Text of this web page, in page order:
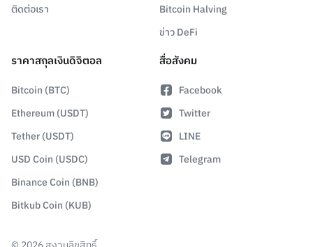
ติดต่อเรา
Bitcoin Halving
ข่าว DeFi
ราคาสกุลเงินดิจิตอล
Bitcoin (BTC)
Ethereum (USDT)
Tether (USDT)
USD Coin (USDC)
Binance Coin (BNB)
Bitkub Coin (KUB)
สื่อสังคม
Facebook
Twitter
LINE
Telegram